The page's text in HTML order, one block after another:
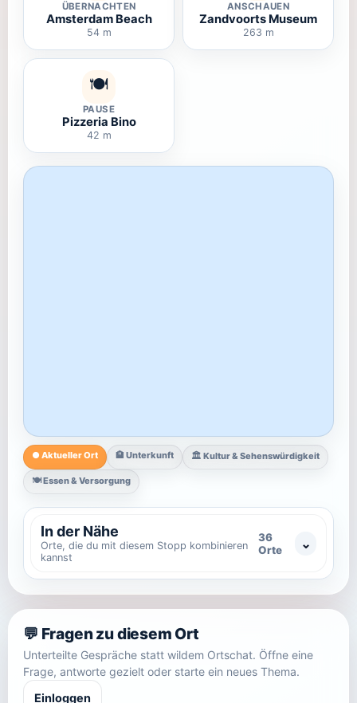
ÜBERNACHTEN
Amsterdam Beach
54 m
ANSCHAUEN
Zandvoorts Museum
263 m
🍽️
PAUSE
Pizzeria Bino
42 m
● Aktueller Ort 🏨 Unterkunft 🏛️ Kultur & Sehenswürdigkeit
🍽️ Essen & Versorgung
In der Nähe
Orte, die du mit diesem Stopp kombinieren
kannst
36
Orte
💬 Fragen zu diesem Ort
Unterteilte Gespräche statt wildem Ortschat. Öffne eine
Frage, antworte gezielt oder starte ein neues Thema.
Einloggen